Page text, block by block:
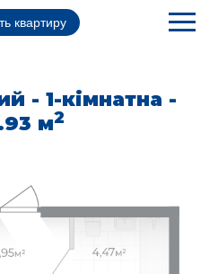
квартиру
- 1-кімнатна -
м2